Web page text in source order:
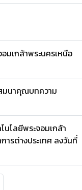
มเกล้าพระนครเหนือ
มนาคุณบทความ
นโลยีพระจอมเกล้า
ารต่างประเทศ ลงวันที่